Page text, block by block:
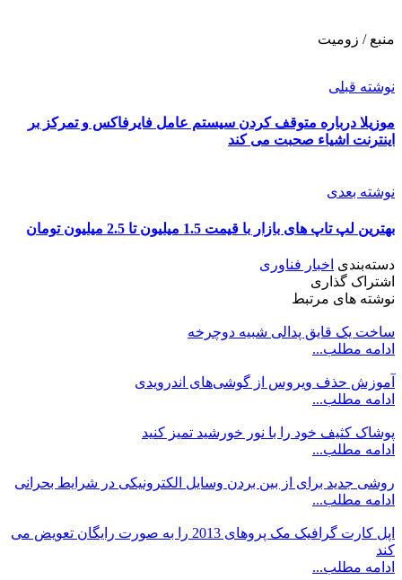
منبع / زومیت
نوشته قبلی
موزیلا درباره متوقف کردن سیستم عامل فایرفاکس و تمرکز بر
اینترنت اشیاء صحبت می کند
نوشته بعدی
بهترین لپ تاپ های بازار با قیمت 1.5 میلیون تا 2.5 میلیون تومان
دسته‌بندی اخبار فناوری
اشتراک گذاری
نوشته های مرتبط
ساخت یک قایق پدالی شبیه دوچرخه
ادامه مطلب...
آموزش حذف ویروس از گوشی‌های اندرویدی
ادامه مطلب...
پوشاک کثیف خود را با نور خورشید تمیز کنید
ادامه مطلب...
روشی جدید برای از بین بردن وسایل الکترونیکی در شرایط بحرانی
ادامه مطلب...
اپل کارت گرافیک مک پروهای 2013 را به صورت رایگان تعویض می
کند
ادامه مطلب...